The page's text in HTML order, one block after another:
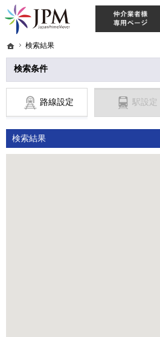
ホーム
検索結果
検索条件
路線設定 駅設定
検索結果
東京・神奈川・埼玉・千葉のリノベーション住
【物件買取強化中！】リノベーション住宅・不
ホーム
検索結果